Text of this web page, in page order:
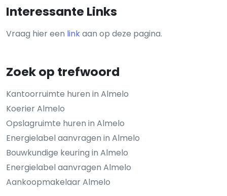
Interessante Links
Vraag hier een linkaan op deze pagina.
Zoek op trefwoord
Kantoorruimte huren in Almelo
Koerier Almelo
Opslagruimte huren in Almelo
Energielabel aanvragen in Almelo
Bouwkundige keuring in Almelo
Energielabel aanvragen Almelo
Aankoopmakelaar Almelo